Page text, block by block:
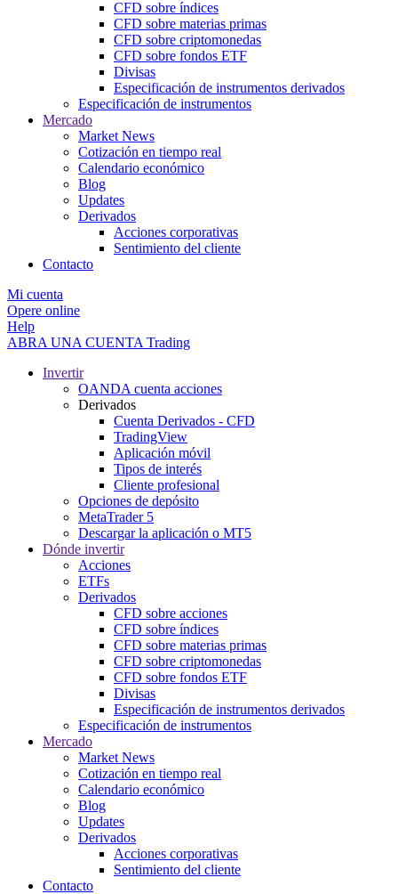
CFD sobre índices
CFD sobre materias primas
CFD sobre criptomonedas
CFD sobre fondos ETF
Divisas
Especificación de instrumentos derivados
Especificación de instrumentos
Mercado
Market News
Cotización en tiempo real
Calendario económico
Blog
Updates
Derivados
Acciones corporativas
Sentimiento del cliente
Contacto
Mi cuenta
Opere online
Help
ABRA UNA CUENTA Trading
Invertir
OANDA cuenta acciones
Derivados
Cuenta Derivados - CFD
TradingView
Aplicación móvil
Tipos de interés
Cliente profesional
Opciones de depósito
MetaTrader 5
Descargar la aplicación o MT5
Dónde invertir
Acciones
ETFs
Derivados
CFD sobre acciones
CFD sobre índices
CFD sobre materias primas
CFD sobre criptomonedas
CFD sobre fondos ETF
Divisas
Especificación de instrumentos derivados
Especificación de instrumentos
Mercado
Market News
Cotización en tiempo real
Calendario económico
Blog
Updates
Derivados
Acciones corporativas
Sentimiento del cliente
Contacto